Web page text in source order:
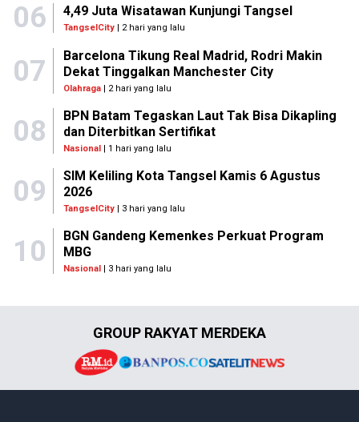
06 4,49 Juta Wisatawan Kunjungi Tangsel
TangselCity | 2 hari yang lalu
07
Barcelona Tikung Real Madrid, Rodri Makin
Dekat Tinggalkan Manchester City
Olahraga| 2 hari yang lalu
08
BPN Batam Tegaskan Laut Tak Bisa Dikapling
dan Diterbitkan Sertifikat
Nasional| 1 hari yang lalu
09
SIM Keliling Kota Tangsel Kamis 6 Agustus
2026
TangselCity| 3 hari yang lalu
10
BGN Gandeng Kemenkes Perkuat Program
MBG
Nasional| 3 hari yang lalu
GROUP RAKYAT MERDEKA